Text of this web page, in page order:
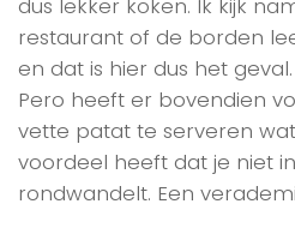
dus lekker koken. Ik kijk
restaurant of de borden
en dat is hier dus het geval.
Pero heeft er bovendien
vette patat te serveren
voordeel heeft dat je niet
rondwandelt. Een